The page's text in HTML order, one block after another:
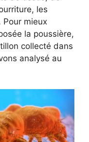
les
mieux
la poussière,
collecté dans
analysé au